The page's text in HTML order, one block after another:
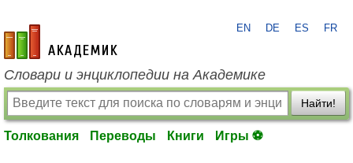
academic.ru
EN DE ES FR
Словари и энциклопедии на Академике
Найти!
Толкования Переводы Книги Игры ⚽